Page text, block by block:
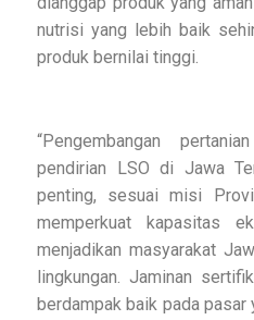
nutrisi yang lebih baik
produk bernilai tinggi.
“Pengembangan
pendirian LSO di Jawa
penting, sesuai misi
memperkuat kapasitas
menjadikan masyarakat
lingkungan. Jaminan
berdampak baik pada